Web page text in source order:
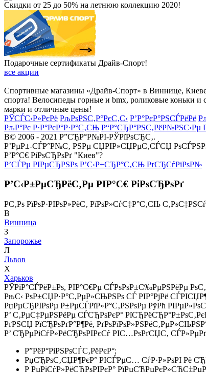
Скидки от 25 до 50% на летнюю коллекцию 2020!
Подарочные сертификаты Драйв-Спорт!
все акции
Спортивные магазины «Драйв-Спорт» в Виннице,
спорта! Велосипеды горные и bmx, роликовые коньки
марки и отличные цены!
РЎСЃС‹Р»РєРё РљРѕРЅС‚Р°РєС‚С‹ Р’Р°РєР°РЅСЃРёРё
РљР°Рє Р·Р°РєР°Р·Р°С‚СЊ Р“Р°СЂР°РЅС‚РёР№РЅС‹Рµ
В© 2006 - 2021 Р”СЂР°Р№РІ-РЎРїРѕСЂС‚.
Р’РµР±-СЃР°Р№С‚ РЅРµ СЏРІР»СЏРµС‚СЃСЏ
Р’Р°С€ РіРѕСЂРѕРґ "Киев"?
Р’СЃРµ РІРµСЂРЅРѕ Р’С‹Р±СЂР°С‚СЊ РґСЂСѓРіРѕР№
Р’С‹Р±РµСЂРёС‚Рµ РІР°С€ РіРѕСЂРѕРґ
Р­С‚Рѕ РїРѕР·РІРѕР»РёС‚ РїРѕР»СѓС‡Р°С‚СЊ
В
Винница
З
Запорожье
Л
Львов
Х
Харьков
РЎРїР°СЃРёР±Рѕ, РІР°С€Рµ СЃРѕРѕР±С‰РµРЅРёРµ
РњС‹ РѕР±СЏР·Р°С‚РµР»СЊРЅРѕ СЃ РІР°РјРё
РџРµСЂРІРѕРµ Р±РµСЃРїР»Р°С‚РЅРѕРµ РўРћ
Р’ С‚РµС‡РµРЅРёРµ СЃСЂРѕРєР°
РґРЅСЏ РїСЂРѕРґР°Р¶Рё,
Р’ СЂРµРіСѓР»РёСЂРѕРІРєСѓ РІС…РѕРґСЏС‚
Р”РёР°РіРЅРѕСЃС‚РёРєР°;
РџСЂРѕС‚СЏР¶РєР° РІСЃРµС… СѓР·Р»РѕРІ Рё
Р РµРіСѓР»РёСЂРѕРІРєР°